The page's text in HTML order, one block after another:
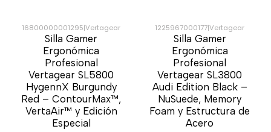
-23%
16800000001295|Vertagear
Silla Gamer
Ergonómica
Profesional
Vertagear SL5800
HygennX Burgundy
Red – ContourMax™,
VertaAir™ y Edición
Especial
-34%
1225967000177|Vertagear
Silla Gamer
Ergonómica
Profesional
Vertagear SL3800
Audi Edition Black –
NuSuede, Memory
Foam y Estructura de
Acero